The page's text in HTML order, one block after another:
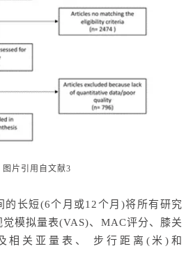
图片引用自文献3
的长短(6个月或12个月)将所有研究
模拟量表(VAS)、MAC评分、膝关
相关亚量表、 步行距离(米)和